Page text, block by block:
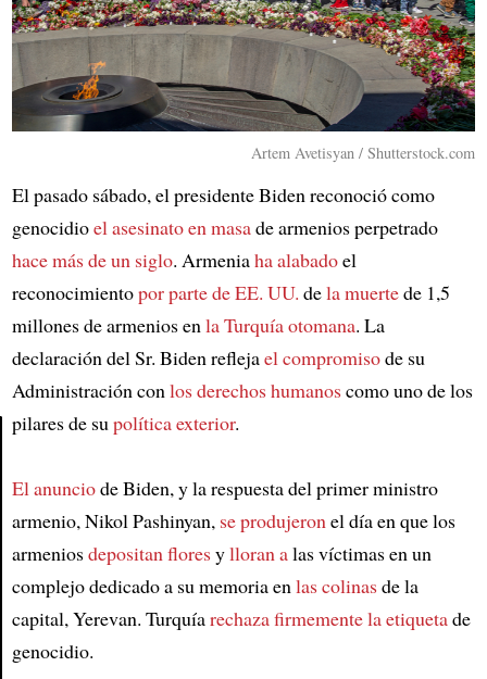
Article
Artem Avetisyan / Shutterstock.com
El pasado sábado, el presidente Biden reconoció como
genocidioel asesinato en masade armenios perpetrado
hace más de un siglo. Armeniaha alabadoel
reconocimientopor parte deEE. UU. dela muertede 1,5
millones de armenios en la Turquía otomana. La
declaración del Sr. Biden reflejael compromisode su
Administración con los derechos humanoscomo uno de los
pilares de su política exterior.
El anunciode Biden, y la respuesta del primer ministro
armenio, Nikol Pashinyan, se produjeron el día en que los
armeniosdepositan floresylloran alas víctimas en un
complejo dedicado a su memoria en las colinasde la
capital, Yerevan. Turquíarechaza firmementela etiquetade
genocidio.